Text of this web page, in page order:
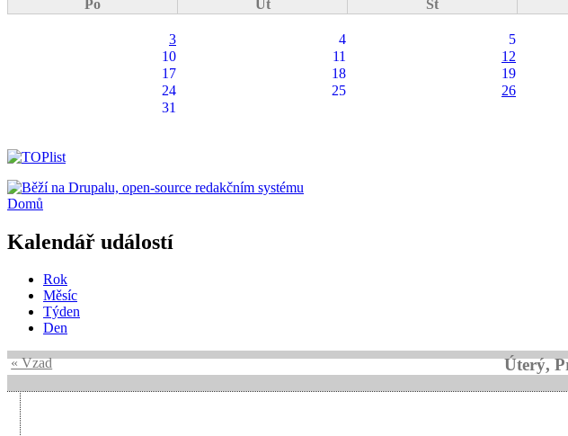
Po Út St
3
4 5
10
11 12
17
18 19
24
25 26
31
Domů
Kalendář událostí
Rok
Měsíc
Týden
Den
« Vzad Úterý,